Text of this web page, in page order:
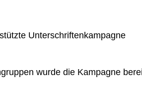
Unterschriftenkampagne
wurde die Kampagne